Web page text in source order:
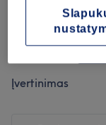
Paslauga
Įvertinimas